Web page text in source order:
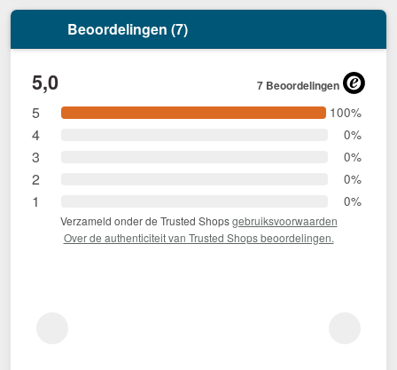
Beoordelingen (7)
5,0 7 Beoordelingen
5 100%
4 0%
3 0%
2 0%
1 0%
Verzameld onder de Trusted Shopsgebruiksvoorwaarden
Over de authenticiteit van Trusted Shops beoordelingen.